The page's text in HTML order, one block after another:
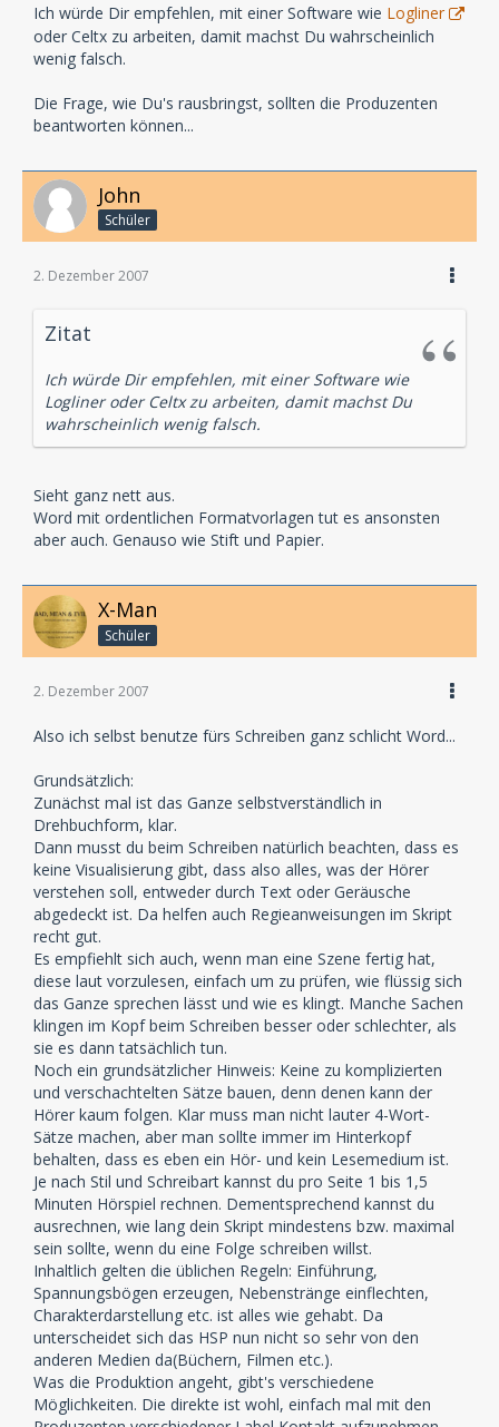
Ich würde Dir empfehlen, mit einer Software wie Logliner
oder Celtx zu arbeiten, damit machst Du wahrscheinlich
wenig falsch.
Die Frage, wie Du's rausbringst, sollten die Produzenten
beantworten können...
John
Schüler
2. Dezember 2007
Zitat
Ich würde Dir empfehlen, mit einer Software wie
Logliner oder Celtx zu arbeiten, damit machst Du
wahrscheinlich wenig falsch.
Sieht ganz nett aus.
Word mit ordentlichen Formatvorlagen tut es ansonsten
aber auch. Genauso wie Stift und Papier.
X-Man
Schüler
2. Dezember 2007
Also ich selbst benutze fürs Schreiben ganz schlicht Word...
Grundsätzlich:
Zunächst mal ist das Ganze selbstverständlich in
Drehbuchform, klar.
Dann musst du beim Schreiben natürlich beachten, dass es
keine Visualisierung gibt, dass also alles, was der Hörer
verstehen soll, entweder durch Text oder Geräusche
abgedeckt ist. Da helfen auch Regieanweisungen im Skript
recht gut.
Es empfiehlt sich auch, wenn man eine Szene fertig hat,
diese laut vorzulesen, einfach um zu prüfen, wie flüssig sich
das Ganze sprechen lässt und wie es klingt. Manche Sachen
klingen im Kopf beim Schreiben besser oder schlechter, als
sie es dann tatsächlich tun.
Noch ein grundsätzlicher Hinweis: Keine zu komplizierten
und verschachtelten Sätze bauen, denn denen kann der
Hörer kaum folgen. Klar muss man nicht lauter 4-Wort-
Sätze machen, aber man sollte immer im Hinterkopf
behalten, dass es eben ein Hör- und kein Lesemedium ist.
Je nach Stil und Schreibart kannst du pro Seite 1 bis 1,5
Minuten Hörspiel rechnen. Dementsprechend kannst du
ausrechnen, wie lang dein Skript mindestens bzw. maximal
sein sollte, wenn du eine Folge schreiben willst.
Inhaltlich gelten die üblichen Regeln: Einführung,
Spannungsbögen erzeugen, Nebenstränge einflechten,
Charakterdarstellung etc. ist alles wie gehabt. Da
unterscheidet sich das HSP nun nicht so sehr von den
anderen Medien da(Büchern, Filmen etc.).
Was die Produktion angeht, gibt's verschiedene
Möglichkeiten. Die direkte ist wohl, einfach mal mit den